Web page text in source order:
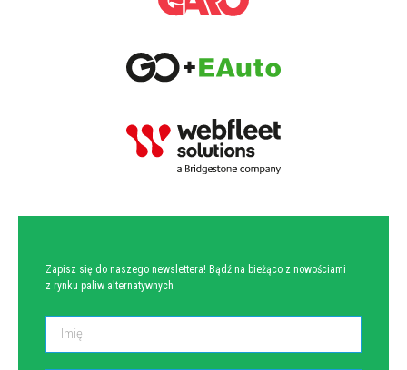
Zapisz się do naszego newslettera! Bądź na bieżąco z nowościami
z rynku paliw alternatywnych